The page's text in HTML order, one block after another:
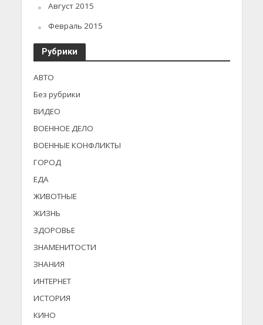
Август 2015
Февраль 2015
Рубрики
АВТО
Без рубрики
ВИДЕО
ВОЕННОЕ ДЕЛО
ВОЕННЫЕ КОНФЛИКТЫ
ГОРОД
ЕДА
ЖИВОТНЫЕ
ЖИЗНЬ
ЗДОРОВЬЕ
ЗНАМЕНИТОСТИ
ЗНАНИЯ
ИНТЕРНЕТ
ИСТОРИЯ
КИНО